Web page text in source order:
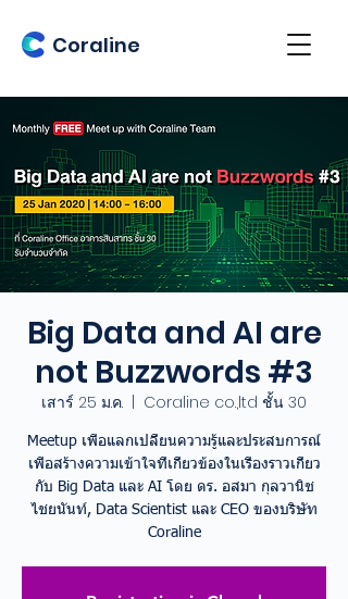
Coraline
Big Data and AI are
not Buzzwords #3
เสาร์ 25 ม.ค. Coraline co.,ltd ชั้น 30
Meetup เพื่อแลกเปลี่ยนความรู้และประสบการณ์
เพื่อสร้างความเข้าใจที่เกี่ยวข้องในเรื่องราวเกี่ยว
กับ Big Data และ AI โดย ดร. อสมา กุลวานิช
ไชยนันท์, Data Scientist และ CEO ของบริษัท
Coraline